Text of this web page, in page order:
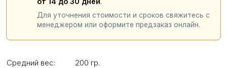
Для уточнения стоимости и сроков свяжитесь с
менеджером или оформите предзаказ онлайн.
Средний вес:
200 гр.